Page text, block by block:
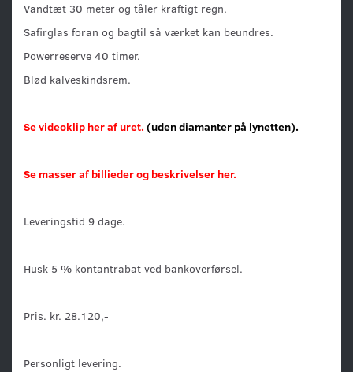
Vandtæt 30 meter og tåler kraftigt regn.
Safirglas foran og bagtil så værket kan beundres.
Powerreserve 40 timer.
Blød kalveskindsrem.
Se videoklip her af uret. (uden diamanter på lynetten).
Se masser af billieder og beskrivelser her.
Leveringstid 9 dage.
Husk 5 % kontantrabat ved bankoverførsel.
Pris. kr. 28.120,-
Personligt levering.